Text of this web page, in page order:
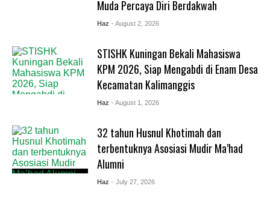
Muda Percaya Diri Berdakwah
Haz - August 2, 2026
STISHK Kuningan Bekali Mahasiswa
KPM 2026, Siap Mengabdi di Enam Desa
Kecamatan Kalimanggis
Haz - August 1, 2026
32 tahun Husnul Khotimah dan
terbentuknya Asosiasi Mudir Ma’had
Alumni
Haz - July 27, 2026